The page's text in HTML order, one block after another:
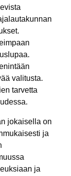
valitusta.
tarvetta
jokaisella on
ja
ja